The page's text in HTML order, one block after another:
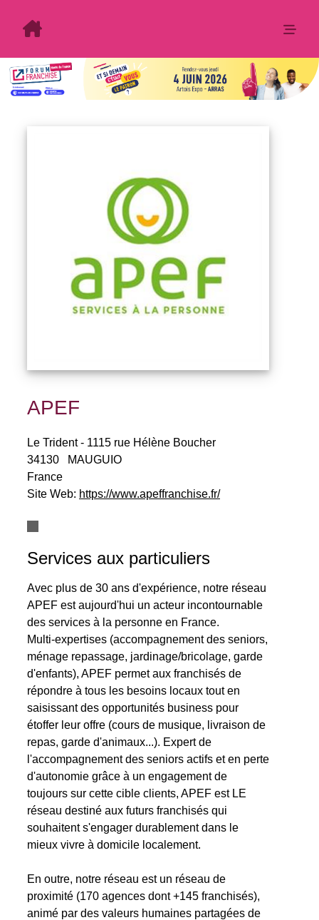
APEF
Le Trident - 1115 rue Hélène Boucher
34130
MAUGUIO
France
Site Web: https://www.apeffranchise.fr/
Services aux particuliers
Avec plus de 30 ans d'expérience, notre réseau
APEF est aujourd'hui un acteur incontournable
des services à la personne en France.
Multi-expertises (accompagnement des seniors,
ménage repassage, jardinage/bricolage, garde
d'enfants), APEF permet aux franchisés de
répondre à tous les besoins locaux tout en
saisissant des opportunités business pour
étoffer leur offre (cours de musique, livraison de
repas, garde d'animaux...). Expert de
l'accompagnement des seniors actifs et en perte
d'autonomie grâce à un engagement de
toujours sur cette cible clients, APEF est LE
réseau destiné aux futurs franchisés qui
souhaitent s'engager durablement dans le
mieux vivre à domicile localement.
En outre, notre réseau est un réseau de
proximité (170 agences dont +145 franchisés),
animé par des valeurs humaines partagées de